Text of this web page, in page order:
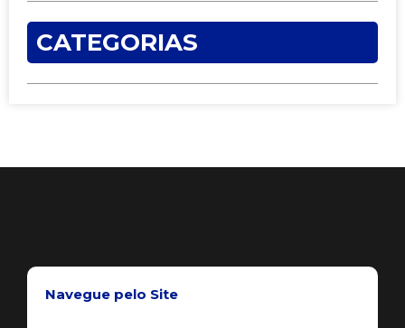
CATEGORIAS
Navegue pelo Site